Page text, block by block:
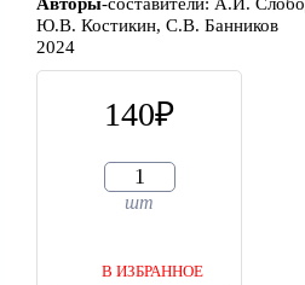
Ю.В. Костикин, С.В. Банников
2024
140
шт
В ИЗБРАННОЕ